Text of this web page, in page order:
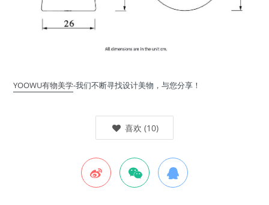
YOOWU有物美学-我们不断寻找设计美物，与您分享！
喜欢 (10)